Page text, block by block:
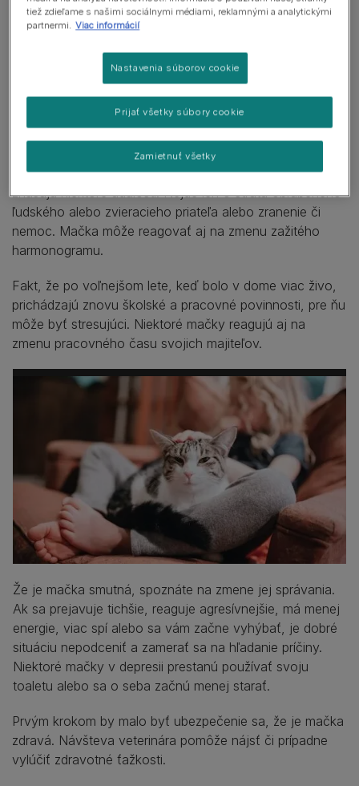
Starostlivosť o mačku v sychravom počasí
Imunita mačky
Ako sa mačka vlastne cíti?
Mačky sú vysoko emotívne zvieratá a veľmi ťažko
znášajú niektoré udalosti. Nejde len o stratu obľúbeného
ľudského alebo zvieracieho priateľa alebo zranenie či
nemoc. Mačka môže reagovať aj na zmenu zažitého
harmonogramu.
Fakt, že po voľnejšom lete, keď bolo v dome viac živo,
prichádzajú znovu školské a pracovné povinnosti, pre ňu
môže byť stresujúci. Niektoré mačky reagujú aj na
zmenu pracovného času svojich majiteľov.
Že je mačka smutná, spoznáte na zmene jej správania.
Ak sa prejavuje tichšie, reaguje agresívnejšie, má menej
energie, viac spí alebo sa vám začne vyhýbať, je dobré
situáciu nepodceniť a zamerať sa na hľadanie príčiny.
Niektoré mačky v depresii prestanú používať svoju
toaletu alebo sa o seba začnú menej starať.
Prvým krokom by malo byť ubezpečenie sa, že je mačka
zdravá. Návšteva veterinára pomôže nájsť či prípadne
vylúčiť zdravotné ťažkosti.
tiež zdieľame s našimi sociálnymi médiami, reklamnými a analytickými
partnermi. Viac informácií
Nastavenia súborov cookie
Zamietnuť všetky
Prijať všetky súbory cookie